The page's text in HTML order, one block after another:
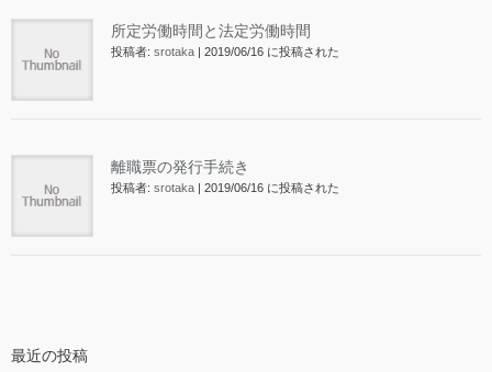
所定労働時間と法定労働時間
投稿者: srotaka | 2019/06/16 に投稿された
離職票の発行手続き
投稿者: srotaka | 2019/06/16 に投稿された
最近の投稿